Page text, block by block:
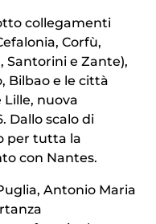
collegamenti
Corfù,
Santorini e Zante),
Bilbao e le città
Lille, nuova
Dallo scalo di
per tutta la
con Nantes.
Antonio Maria